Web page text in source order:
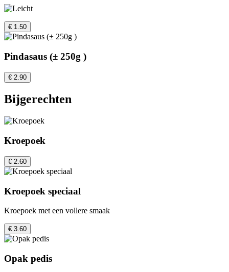
€ 1.50
Pindasaus (± 250g )
€ 2.90
Bijgerechten
Kroepoek
€ 2.60
Kroepoek speciaal
Kroepoek met een vollere smaak
€ 3.60
Opak pedis